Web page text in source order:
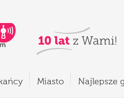
Miasto Najlepsze